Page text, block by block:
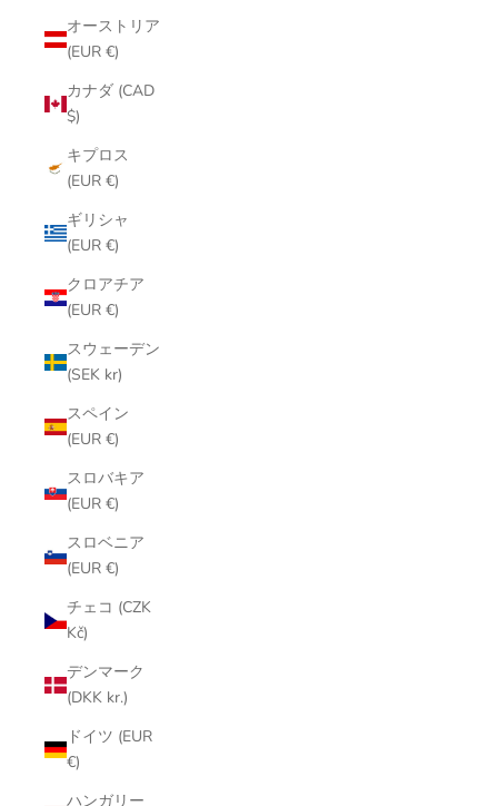
オーストリア
(EUR €)
カナダ (CAD
$)
キプロス
(EUR €)
ギリシャ
(EUR €)
クロアチア
(EUR €)
スウェーデン
(SEK kr)
スペイン
(EUR €)
スロバキア
(EUR €)
スロベニア
(EUR €)
チェコ (CZK
Kč)
デンマーク
(DKK kr.)
ドイツ (EUR
€)
ハンガリー